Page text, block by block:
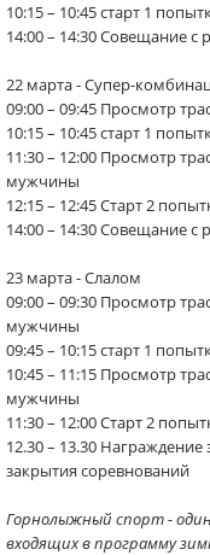
10:15 – 10:45 старт 1
14:00 – 14:30 Совещание
22 марта - Супер-
09:00 – 09:45 Просмотр
10:15 – 10:45 старт 1
11:30 – 12:00 Просмотр
мужчины
12:15 – 12:45 Старт 2
14:00 – 14:30 Совещание
23 марта - Слалом
09:00 – 09:30 Просмотр
мужчины
09:45 – 10:15 старт 1
10:45 – 11:15 Просмотр
мужчины
11:30 – 12:00 Старт 2
12.30 – 13.30
закрытия соревнований
Горнолыжный спорт -
входящих в программу